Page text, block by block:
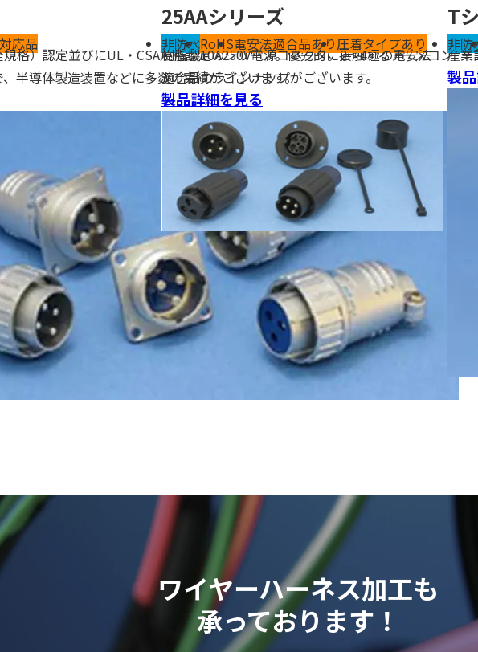
応品
格）認定並びにUL・CSA規格認定のシリーズ。優先的に接触するアースコン
半導体製造装置などに多数の実績がございます。
25AAシリーズ
非防水RoHS電安法適合品あり圧着タイプあり
樹脂製10A250V電源コネクタ​。2～4極の電安法
適合品のラインナップがございます。
製品詳細を見る
T
非防
産業
製
ワイヤーハーネス加工も
承っております！